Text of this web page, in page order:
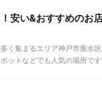
安い&おすすめのお
く集まるエリア神戸市垂
ットなどでも人気の場所で